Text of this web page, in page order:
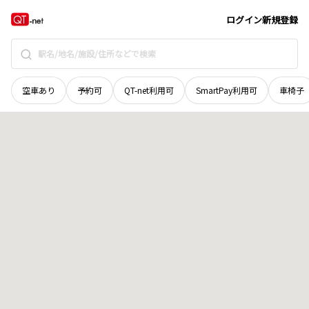
ログイン新規登録
空車あり 予約可 QT-net利用可 SmartPay利用可 車椅子
和歌山県